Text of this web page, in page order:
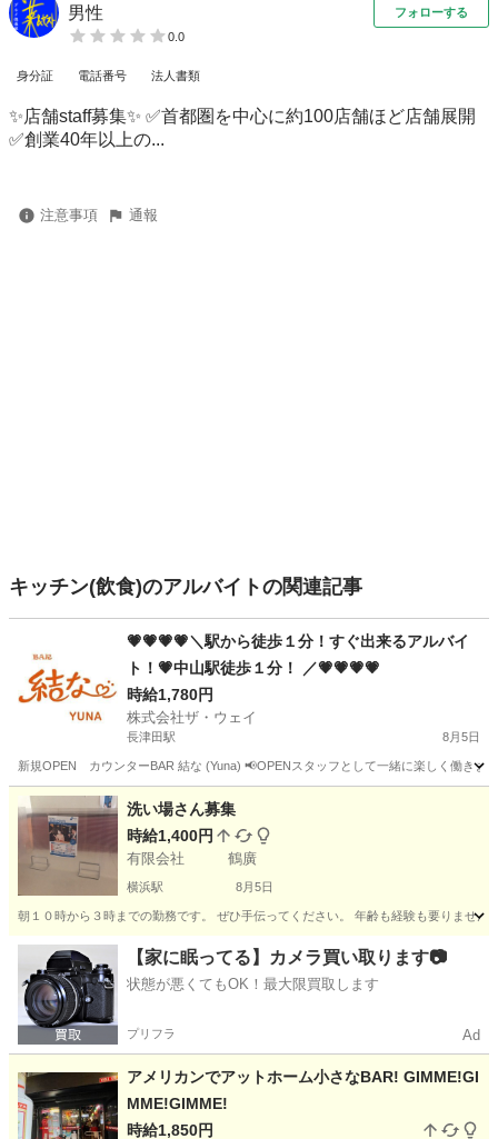
男性
0.0
フォローする
身分証 電話番号 法人書類
✨店舗staff募集✨ ✅首都圏を中心に約100店舗ほど店舗展開
✅創業40年以上の...
注意事項 通報
キッチン(飲食)のアルバイトの関連記事
💗💗💗💗＼駅から徒歩１分！すぐ出来るアルバイ
ト！💗中山駅徒歩１分！ ／💗💗💗💗
時給1,780円
株式会社ザ・ウェイ
長津田駅 8月5日
新規OPEN カウンターBAR 結な (Yuna) 📢OPENスタッフとして一緒に楽しく働きま
神奈川 横浜市 長津田駅 その他
洗い場さん募集
時給1,400円
有限会社 鶴廣
横浜駅 8月5日
朝１０時から３時までの勤務です。 ぜひ手伝ってください。 年齢も経験も要りませ
神奈川 横浜駅 カフェ パート
【家に眠ってる】カメラ買い取ります📷
状態が悪くてもOK！最大限買取します
プリフラ Ad
アメリカンでアットホーム小さなBAR! GIMME!GI
MME!GIMME!
時給1,850円